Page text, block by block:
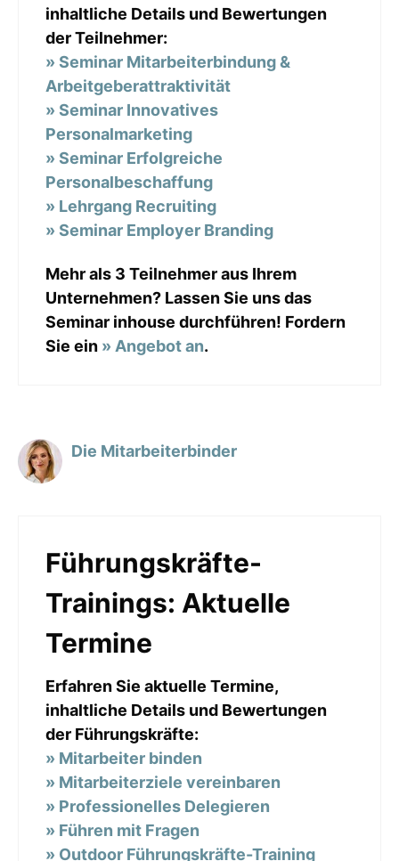
inhaltliche Details und Bewertungen
der Teilnehmer:
» Seminar Mitarbeiterbindung &
Arbeitgeberattraktivität
» Seminar Innovatives
Personalmarketing
» Seminar Erfolgreiche
Personalbeschaffung
» Lehrgang Recruiting
» Seminar Employer Branding
Mehr als 3 Teilnehmer aus Ihrem
Unternehmen? Lassen Sie uns das
Seminar inhouse durchführen! Fordern
Sie ein » Angebot an.
Die Mitarbeiterbinder
Führungskräfte-
Trainings: Aktuelle
Termine
Erfahren Sie aktuelle Termine,
inhaltliche Details und Bewertungen
der Führungskräfte:
» Mitarbeiter binden
» Mitarbeiterziele vereinbaren
» Professionelles Delegieren
» Führen mit Fragen
» Outdoor Führungskräfte-Training